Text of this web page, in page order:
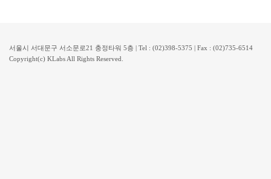
서울시 서대문구 서소문로21 충정타워 5층 | Tel : (02)398-5375 | Fax : (02)735-6514
Copyright(c) KLabs All Rights Reserved.